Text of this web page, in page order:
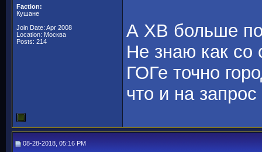
Faction:
Кушане
Join Date: Apr 2008
Location: Москва
Posts: 214
А ХВ больше
Не знаю как со
ГОГе точно
что и на
08-28-2018, 05:16 PM